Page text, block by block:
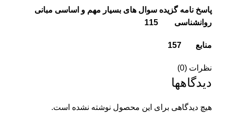
پاسخ نامه گزیده سوال های بسیار مهم و اساسی مبانی
روانشناسی 115
منابع 157
نظرات (0)
دیدگاهها
هیچ دیدگاهی برای این محصول نوشته نشده است.